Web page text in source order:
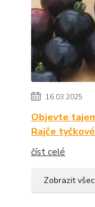
16.03.2025
Objevte
Rajče
číst celé
Zobrazit